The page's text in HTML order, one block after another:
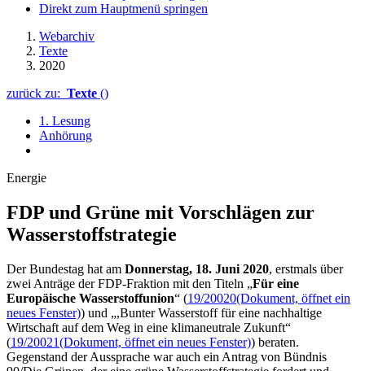
Direkt zum Hauptmenü springen
Webarchiv
Texte
2020
zurück zu: Texte ()
1. Lesung
Anhörung
Energie
FDP und Grüne mit Vor­schlägen zur
Wasser­stoffstrategie
Der Bundestag hat am Donnerstag, 18. Juni 2020, erstmals über
zwei Anträge der FDP-Fraktion mit den Titeln „Für eine
Europäische Wasserstoffunion“ (19/20020(Dokument, öffnet ein
neues Fenster)) und „,Bunter Wasserstoff für eine nachhaltige
Wirtschaft auf dem Weg in eine klimaneutrale Zukunft“
(19/20021(Dokument, öffnet ein neues Fenster)) beraten.
Gegenstand der Aussprache war auch ein Antrag von Bündnis